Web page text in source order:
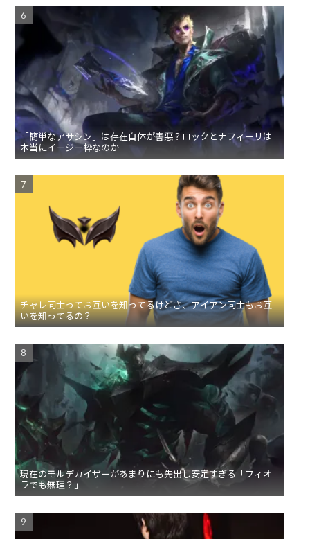
「簡単なアサシン」は存在自体が害悪？ロックとナフィーリは
本当にイージー枠なのか
チャレ同士ってお互いを知ってるけどさ、アイアン同士もお互
いを知ってるの？
現在のモルデカイザーがあまりにも先出し安定すぎる「フィオ
ラでも無理？」